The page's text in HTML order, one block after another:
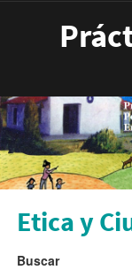
Etica y
Buscar